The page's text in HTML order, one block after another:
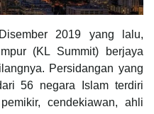
2019 yang lalu,
(KL Summit) berjaya
Persidangan yang
56 negara Islam terdiri
cendekiawan, ahli